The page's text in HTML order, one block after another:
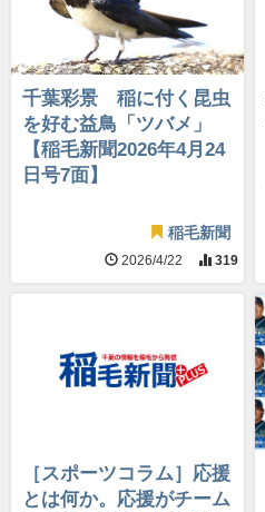
千葉彩景 稲に付く昆虫
を好む益鳥「ツバメ」
【稲毛新聞2026年4月24
日号7面】
稲毛新聞
2026/4/22 319
［スポーツコラム］応援
とは何か。応援がチーム